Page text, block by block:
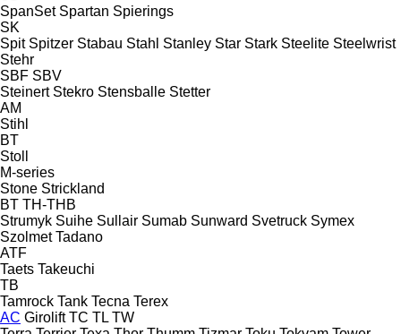
SpanSet Spartan Spierings
SK
Spit Spitzer Stabau Stahl Stanley Star Stark Steelite Steelwrist
Stehr
SBF SBV
Steinert Stekro Stensballe Stetter
AM
Stihl
BT
Stoll
M-series
Stone Strickland
BT TH-THB
Strumyk Suihe Sullair Sumab Sunward Svetruck Symex
Szolmet Tadano
ATF
Taets Takeuchi
TB
Tamrock Tank Tecna Terex
AC Girolift TC TL TW